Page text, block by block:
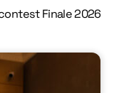
Finale 2026